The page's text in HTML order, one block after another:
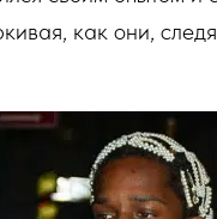
как они,